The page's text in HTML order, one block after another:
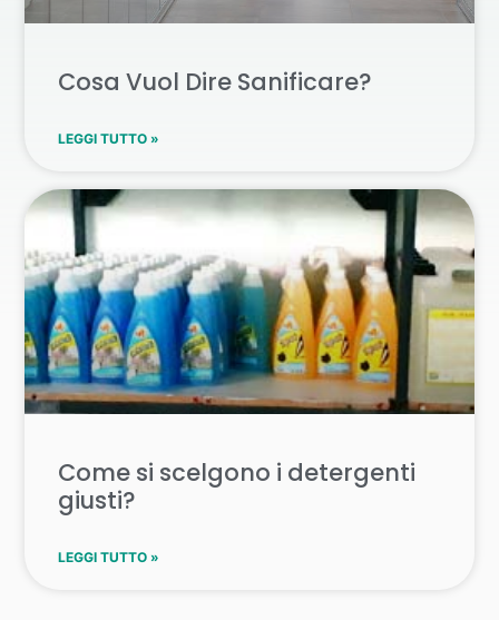
Cosa Vuol Dire Sanificare?
LEGGI TUTTO »
Come si scelgono i detergenti
giusti?
LEGGI TUTTO »